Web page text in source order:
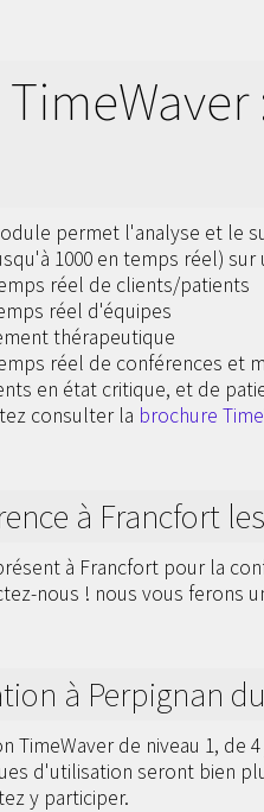
permet l'analyse et le
1000 en temps réel)
réel de clients/patients
réel d'équipes
thérapeutique
réel de conférences et
en état critique, et de
consulter la brochure
à Francfort
à Francfort pour la
nous ! nous vous ferons
à Perpignan
TimeWaver de niveau 1,
d'utilisation seront bien
y participer.